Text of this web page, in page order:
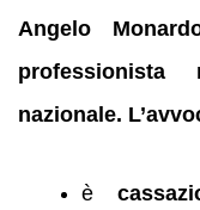
Angelo
professionista
nazionale.
è